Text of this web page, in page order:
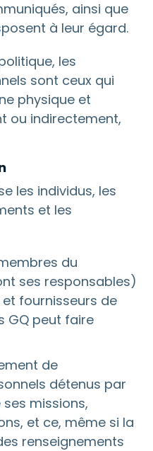
ainsi que
à leur égard.
les
sont ceux qui
physique et
ou indirectement,
les individus, les
et les
du
ses responsables)
fournisseurs de
GQ peut faire
de
détenus par
missions,
et ce, même si la
renseignements